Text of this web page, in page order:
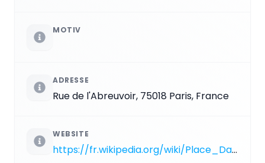
MOTIV
ADRESSE
Rue de l'Abreuvoir, 75018 Paris, France
WEBSITE
https://fr.wikipedia.org/wiki/Place_Dalida